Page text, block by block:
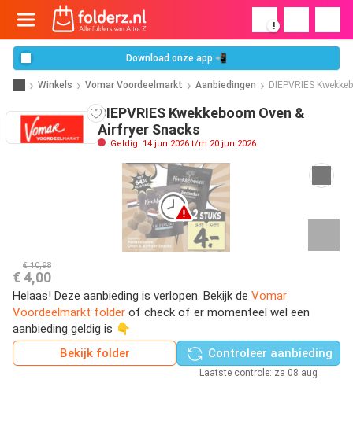
!
Download onze app 📲
Winkels Vomar Voordeelmarkt Aanbiedingen DIEPVRIES
DIEPVRIES Kwekkeboom Oven &
Airfryer Snacks
Geldig: 14 jun 2026 t/m 20 jun 2026
€ 10,98
€ 4,00
Helaas! Deze aanbieding is verlopen. Bekijk de Vomar
Voordeelmarkt folder of check of er momenteel wel een
aanbieding geldig is 👇
Bekijk folder
Controleer aanbieding
Laatste controle: za 08 aug